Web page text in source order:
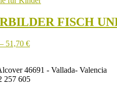
FISCH
– 51,70 €Preisspanne:
51,70 €
46691 - Vallada- Valencia
257 605